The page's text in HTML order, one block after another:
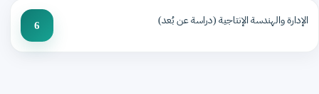
الإدارة والهندسة الإنتاجية (دراسة عن بُعد) 6